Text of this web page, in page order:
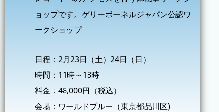
ョップです。ゲリーボーネルジャパン公認ワ
ークショップ
日程：2月23日（土）24日（日）
時間：11時～18時
料金：48,000円（税込）
会場：ワールドブルー（東京都品川区)